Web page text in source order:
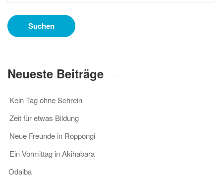
Neueste Beiträge
Kein Tag ohne Schrein
Zeit für etwas Bildung
Neue Freunde in Roppongi
Ein Vormittag in Akihabara
Odaiba